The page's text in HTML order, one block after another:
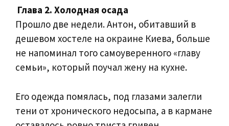
Глава 2. Холодная осада
Прошло две недели. Антон, обитавший в
дешевом хостеле на окраине Киева, больше
не напоминал того самоуверенного «главу
семьи», который поучал жену на кухне.
Его одежда помялась, под глазами залегли
тени от хронического недосыпа, а в кармане